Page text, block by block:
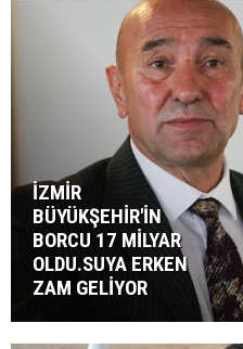
İZMİR
BÜYÜKŞEHİR'İN
BORCU 17 MİLYAR
OLDU.SUYA ERKEN
ZAM GELİYOR